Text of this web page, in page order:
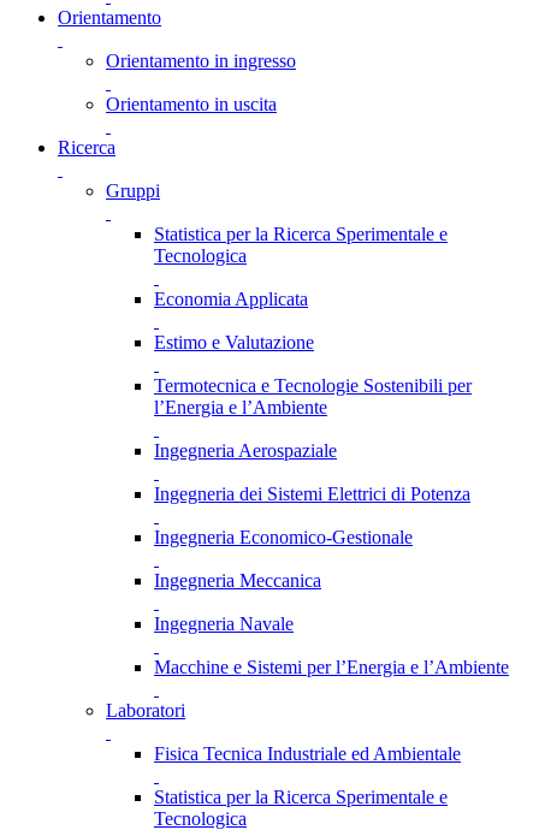
Orientamento
Orientamento in ingresso
Orientamento in uscita
Ricerca
Gruppi
Statistica per la Ricerca Sperimentale e
Tecnologica
Economia Applicata
Estimo e Valutazione
Termotecnica e Tecnologie Sostenibili per
l’Energia e l’Ambiente
Ingegneria Aerospaziale
Ingegneria dei Sistemi Elettrici di Potenza
Ingegneria Economico-Gestionale
Ingegneria Meccanica
Ingegneria Navale
Macchine e Sistemi per l’Energia e l’Ambiente
Laboratori
Fisica Tecnica Industriale ed Ambientale
Statistica per la Ricerca Sperimentale e
Tecnologica